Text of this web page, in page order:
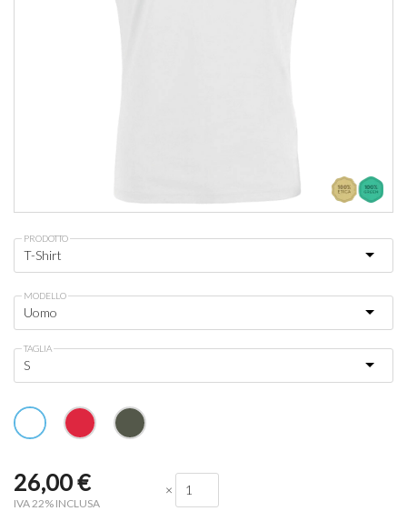
PRODOTTO
MODELLO
TAGLIA
26,00€
IVA 22% INCLUSA
×